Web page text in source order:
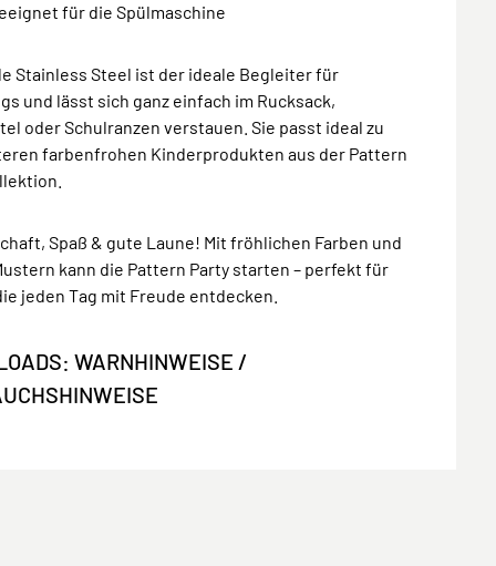
für die Spülmaschine
Stainless Steel ist der ideale Begleiter für
und lässt sich ganz einfach im Rucksack,
oder Schulranzen verstauen. Sie passt ideal zu
farbenfrohen Kinderprodukten aus der Pattern
Spaß & gute Laune! Mit fröhlichen Farben und
kann die Pattern Party starten – perfekt für
jeden Tag mit Freude entdecken.
WARNHINWEISE /